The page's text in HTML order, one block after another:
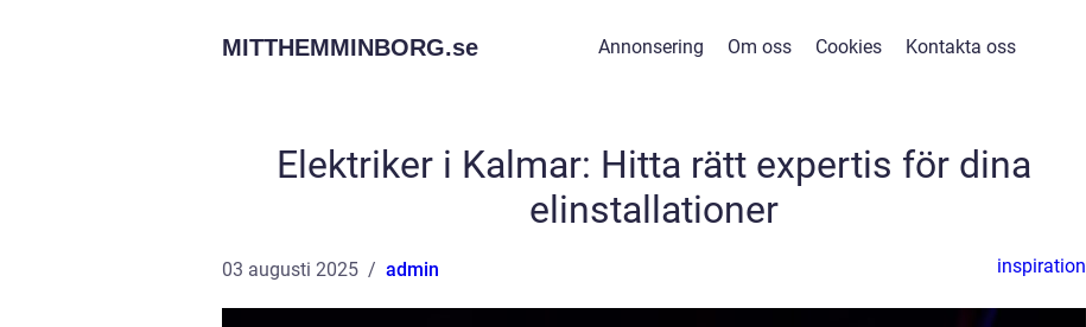
MITTHEMMINBORG.se Annonsering Om oss Cookies Kontakta oss
Elektriker i Kalmar: Hitta rätt expertis för dina
elinstallationer
03 augusti 2025 admin inspiration